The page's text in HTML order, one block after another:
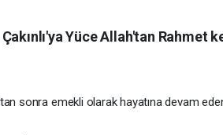
Yüce Allah'tan Rahmet
sonra emekli olarak hayatına devam